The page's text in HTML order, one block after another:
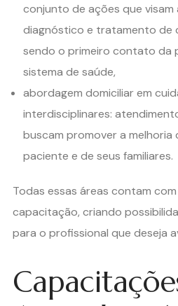
conjunto de ações que
diagnóstico e tratamento de
sendo o primeiro contato da
sistema de saúde,
abordagem domiciliar em
interdisciplinares:
buscam promover a melhoria
paciente e de seus familiares.
Todas essas áreas contam
capacitação, criando
para o profissional que deseja